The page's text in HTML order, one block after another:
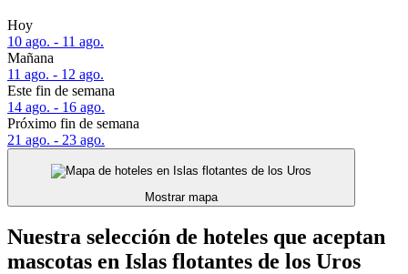
Hoy
10 ago. - 11 ago.
Mañana
11 ago. - 12 ago.
Este fin de semana
14 ago. - 16 ago.
Próximo fin de semana
21 ago. - 23 ago.
Mostrar mapa
Nuestra selección de hoteles que aceptan
mascotas en Islas flotantes de los Uros